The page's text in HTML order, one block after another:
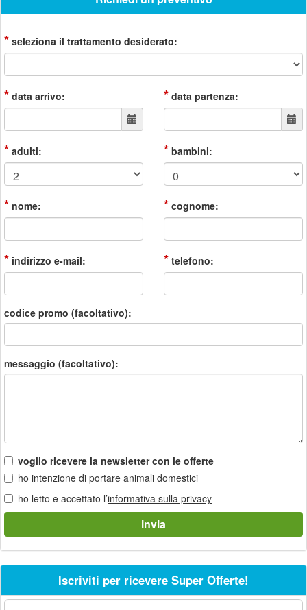
* seleziona il trattamento desiderato:
* data arrivo: * data partenza:
* adulti: * bambini:
* nome: * cognome:
* indirizzo e-mail: * telefono:
codice promo (facoltativo):
messaggio (facoltativo):
voglio ricevere la newsletter con le offerte
ho intenzione di portare animali domestici
ho letto e accettato l’informativa sulla privacy
Iscriviti per ricevere Super Offerte!
La